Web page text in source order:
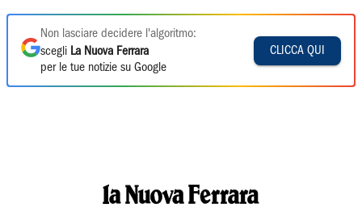
Non lasciare decidere l'algoritmo:
scegli La Nuova Ferrara
per le tue notizie su Google
CLICCA QUI